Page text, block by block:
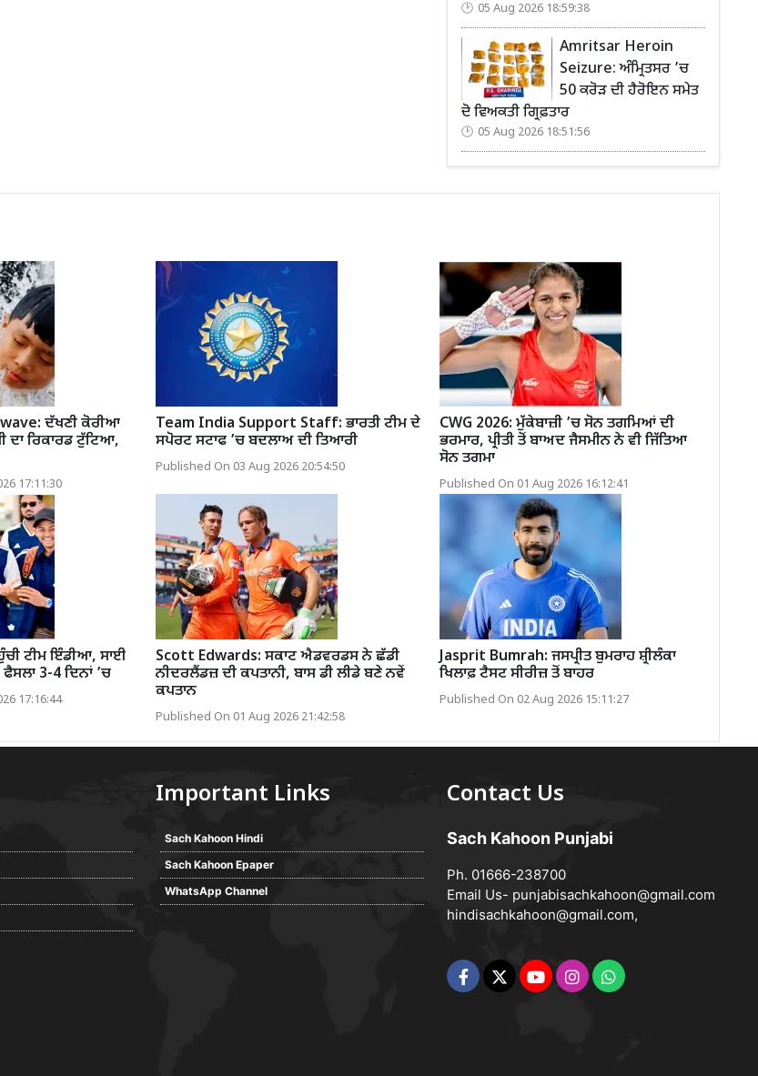
05 Aug 2026 18:59:38
Amritsar Heroin
Seizure: ਅੰਮ੍ਰਿਤਸਰ ’ਚ
50 ਕਰੋੜ ਦੀ ਹੈਰੋਇਨ ਸਮੇਤ
ਦੋ ਵਿਅਕਤੀ ਗ੍ਰਿਫ਼ਤਾਰ
05 Aug 2026 18:51:56
ਦੱਖਣੀ ਕੋਰੀਆ
ਦਾ ਰਿਕਾਰਡ ਟੁੱਟਿਆ,
17:11:30
Team India Support Staff: ਭਾਰਤੀ ਟੀਮ ਦੇ
ਸਪੋਰਟ ਸਟਾਫ ’ਚ ਬਦਲਾਅ ਦੀ ਤਿਆਰੀ
Published On 03 Aug 2026 20:54:50
CWG 2026: ਮੁੱਕੇਬਾਜ਼ੀ ’ਚ ਸੋਨ ਤਗਮਿਆਂ ਦੀ
ਭਰਮਾਰ, ਪ੍ਰੀਤੀ ਤੋਂ ਬਾਅਦ ਜੈਸਮੀਨ ਨੇ ਵੀ ਜਿੱਤਿਆ
ਸੋਨ ਤਗਮਾ
Published On 01 Aug 2026 16:12:41
ਟੀਮ ਇੰਡੀਆ, ਸਾਈ
3-4 ਦਿਨਾਂ ’ਚ
17:16:44
Scott Edwards: ਸਕਾਟ ਐਡਵਰਡਸ ਨੇ ਛੱਡੀ
ਨੀਦਰਲੈਂਡਜ਼ ਦੀ ਕਪਤਾਨੀ, ਬਾਸ ਡੀ ਲੀਡੇ ਬਣੇ ਨਵੇਂ
ਕਪਤਾਨ
Published On 01 Aug 2026 21:42:58
Jasprit Bumrah: ਜਸਪ੍ਰੀਤ ਬੁਮਰਾਹ ਸ਼੍ਰੀਲੰਕਾ
ਖਿਲਾਫ਼ ਟੈਸਟ ਸੀਰੀਜ਼ ਤੋਂ ਬਾਹਰ
Published On 02 Aug 2026 15:11:27
Important Links
Sach Kahoon Hindi
Sach Kahoon Epaper
WhatsApp Channel
Contact Us
Sach Kahoon Punjabi
Ph. 01666-238700
Email Us- punjabisachkahoon@gmail.com
hindisachkahoon@gmail.com,